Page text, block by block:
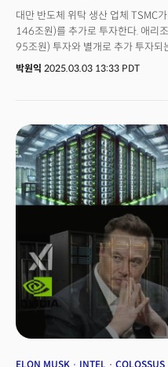
대만 반도체 위탁 생산 업체 TSMC
146조원)를 추가로 투자한다. 애리
95조원) 투자와 별개로 추가 투자되
진행한 도널드 트럼프 대통령의 발
TSMC는 애리조나주 피닉스 북부
투자한다고 약속한 바 있다. 첫 번째
설계된 칩의 대량 생산을 시작했다.
제조된 것은 이번이 처음이다. 현재
건설 중이며 이 공장이 가동되면 최
전망이다. 이와 관련, 애플 역시 지
반도체를 포함, 향후 4년간 미국에
발표했다. 앞서 바이든 행정부는 지
66억달러 규모의 보조금 계약을 체
소프트뱅크그룹, 오라클 등은 미국
‘스타게이트’ 프로젝트를 추진,
발표했다. 미국 정부 주도의 이런 움
생산 기지를 미국으로 되돌리는
풀이된다. 중국의 첨단 기술 분야 추
이어졌었다. 미국의 선제적인 리쇼어
박원익 2025.03.03 13:33 PDT
ELON MUSK INTEL COLOSSUS